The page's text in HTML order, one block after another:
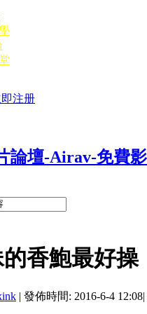
注册
香鮑最好操
| 發佈時間: 2016-6-4 12:08|